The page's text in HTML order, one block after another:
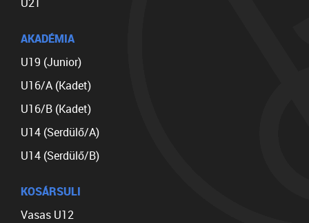
AKADÉMIA
U19 (Junior)
U16/A (Kadet)
U16/B (Kadet)
U14 (Serdülő/A)
U14 (Serdülő/B)
KOSÁRSULI
Vasas U12